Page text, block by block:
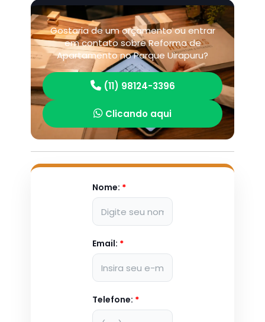
Gostaria de um orçamento ou entrar
em contato sobre Reforma de
Apartamento no Parque Uirapuru?
(11) 98124-3396
Clicando aqui
Nome: *
Email: *
Telefone: *